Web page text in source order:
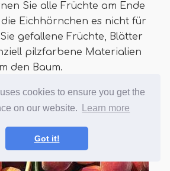
cookies to ensure you get the
on our website.
Learn more
Got it!
Sie alle Früchte am Ende
Eichhörnchen es nicht für
gefallene Früchte, Blätter
pilzfarbene Materialien
den Baum.